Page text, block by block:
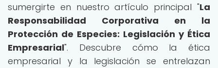
sumergirte en nuestro artículo principal "La
Responsabilidad Corporativa en la
Protección de Especies: Legislación y Ética
Empresarial". Descubre cómo la ética
empresarial y la legislación se entrelazan